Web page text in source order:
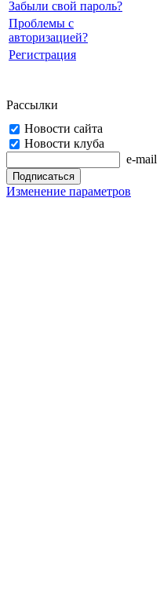
Забыли свой пароль?
Проблемы с
авторизацией?
Регистрация
Рассылки
Новости сайта
Новости клуба
e-mail
Изменение параметров